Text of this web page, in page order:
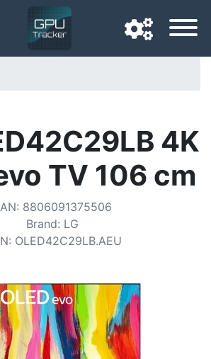
4K
TV 106 cm
: 8806091375506
Brand: LG
: OLED42C29LB.AEU